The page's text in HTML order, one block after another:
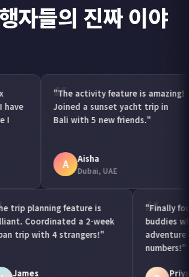
자들의 진짜 이야
feature is amazing!
a sunset yacht trip in
5 new friends."
"Best app for
Found
nightlife crew
"The trip planning feature is
brilliant. Coordinated a 2-
Japan trip with 4 strangers!"